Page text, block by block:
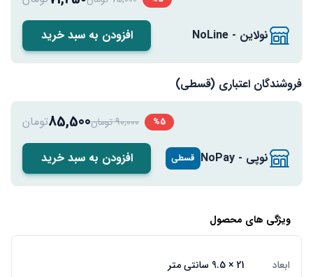
نولاین - NoLine افزودن به سبد خرید
فروشندگان اعتباری (قسطی)
نوپی - NoPay قسطی
%5 90,000 تومان 85,500تومان
افزودن به سبد خرید
ویژگی های محصول
ابعاد 21 × 9.5 سانتی متر